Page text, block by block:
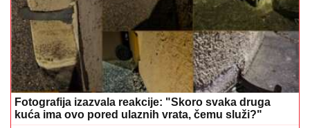
Fotografija izazvala reakcije: "Skoro svaka druga
kuća ima ovo pored ulaznih vrata, čemu služi?"